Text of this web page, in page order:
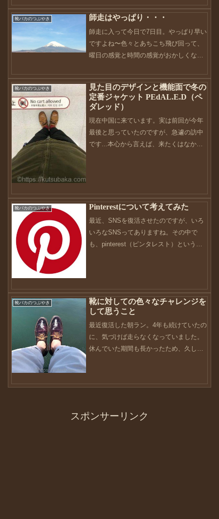
ていないこともあり、お腹もすかなくな
ってるんですよね〜1日3食って基本なん
ですが、2食、1食...
靴バカのつぶやき 師走はやっぱり・・・
師走に入って今日で7日目。やっぱり早い
ですよね〜色々とあちこち飛び回って、
曜日の感覚と時間の感覚がおかしくなっ
張〜やっぱり富士山はデカかった・・・
汗富士山って、裾野がいいんですよね〜
しっかりと大地に根づいて...
靴バカのつぶやき
見た目のデザインと機能面で冬の
定番ジャケット PEdAL.E.D（ペ
ダレッド）
現在中国に来ています。実は前回が今年
最後と思っていたのですが、急遽の訪中
です...本心から言えば、来たくはなかっ
靴バカのつぶやき Pinterestについて考えてみた
最近、SNSを復活させたのですが、いろ
いろなSNSってありますね。その中で
も、pinterest（ピンタレスト）という変
ず・・・正直、...
靴バカのつぶやき
靴に対しての色々なチャレンジを
して思うこと
最近復活した朝ラン。4年も続けていたの
に、気づけば走らなくなっていました。
休んでいた期間も長かったため、久しぶ
近、コツコツと靴のメンテや靴に関する
スポンサーリンク